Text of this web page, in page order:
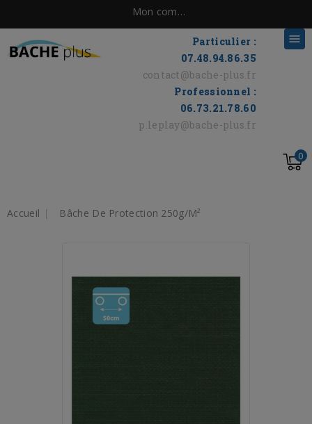
Mon compte
Particulier :
07.48.94.86.35
contact@bache-plus.fr
Professionnel :
06.73.21.78.60
p.leplay@bache-plus.fr

0
Accueil Bâche De Protection 250g/m²